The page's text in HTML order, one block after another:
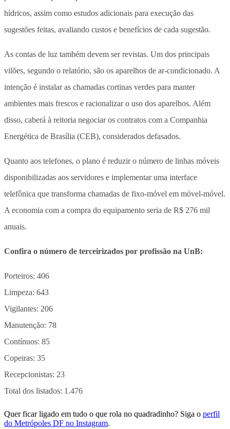
hídricos, assim como estudos adicionais para execução das
sugestões feitas, avaliando custos e benefícios de cada sugestão.
As contas de luz também devem ser revistas. Um dos principais
vilões, segundo o relatório, são os aparelhos de ar-condicionado. A
intenção é instalar as chamadas cortinas verdes para manter
ambientes mais frescos e racionalizar o uso dos aparelhos. Além
disso, caberá à reitoria negociar os contratos com a Companhia
Energética de Brasília (CEB), considerados defasados.
Quanto aos telefones, o plano é reduzir o número de linhas móveis
disponibilizadas aos servidores e implementar uma interface
telefônica que transforma chamadas de fixo-móvel em móvel-móvel.
A economia com a compra do equipamento seria de R$ 276 mil
anuais.
Confira o número de terceirizados por profissão na UnB:
Porteiros: 406
Limpeza: 643
Vigilantes: 206
Manutenção: 78
Contínuos: 85
Copeiras: 35
Recepcionistas: 23
Total dos listados: 1.476
Quer ficar ligado em tudo o que rola no quadradinho? Siga o perfil
do Metrópoles DF no Instagram.